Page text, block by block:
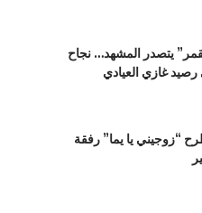
يتصدر المشهد… نجاح
غازي العيادي
“زوجيني يا يما” رفقة